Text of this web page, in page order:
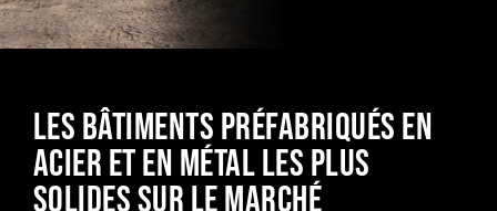
LES BÂTIMENTS PRÉFABRIQUÉS EN
ACIER ET EN MÉTAL LES PLUS
SOLIDES SUR LE MARCHÉ